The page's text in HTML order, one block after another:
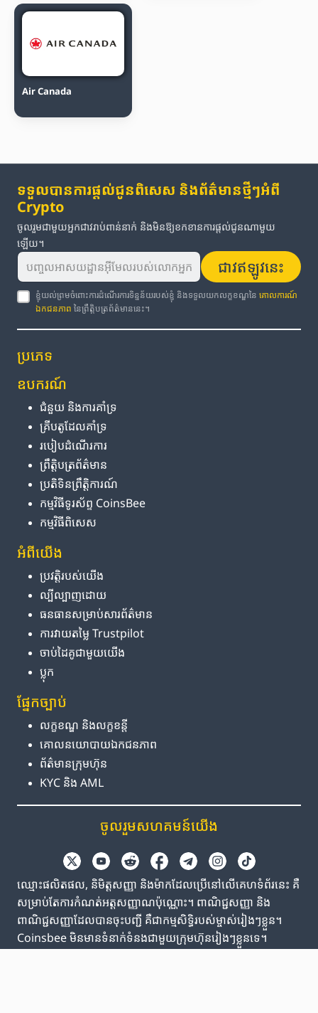
Air Canada
ទទួលបានការផ្តល់ជូនពិសេស និងព័ត៌មានថ្មីៗអំពី
Crypto
ចូលរួមជាមួយអ្នកជាវរាប់ពាន់នាក់ និងមិនឱ្យខកខានការផ្តល់ជូនណាមួយ
ឡើយ។
ជាវឥឡូវនេះ
ខ្ញុំយល់ព្រមចំពោះការដំណើរការទិន្នន័យរបស់ខ្ញុំ និងទទួលយកលក្ខខណ្ឌនៃគោលការណ៍
ឯកជនភាព នៃព្រឹត្តិបត្រព័ត៌មាននេះ។
ប្រភេទ
ឧបករណ៍
ជំនួយ និង​ការ​គាំទ្រ
គ្រីបតូ​ដែល​គាំទ្រ
របៀប​ដំណើរការ
ព្រឹត្តិបត្រ​ព័ត៌មាន
ប្រតិទិន​ព្រឹត្តិការណ៍
កម្មវិធី​ទូរស័ព្ទ CoinsBee
កម្មវិធីពិសេស
អំពី​យើង
ប្រវត្តិ​របស់​យើង
ល្បីល្បាញ​ដោយ
ធនធាន​សម្រាប់​សារព័ត៌មាន
ការ​វាយតម្លៃ Trustpilot
ចាប់ដៃគូ​ជាមួយ​យើង
ប្លុក
ផ្នែក​ច្បាប់
លក្ខខណ្ឌ និង​លក្ខខន្តី
គោលនយោបាយ​ឯកជនភាព
ព័ត៌មាន​ក្រុមហ៊ុន
KYC និង AML
ចូលរួម​សហគមន៍​យើង
ឈ្មោះផលិតផល, និមិត្តសញ្ញា និងម៉ាកដែលប្រើនៅលើគេហទំព័រនេះ គឺ
សម្រាប់តែការកំណត់អត្តសញ្ញាណប៉ុណ្ណោះ។ ពាណិជ្ជសញ្ញា និង
ពាណិជ្ជសញ្ញាដែលបានចុះបញ្ជី គឺជាកម្មសិទ្ធិរបស់ម្ចាស់រៀងៗខ្លួន។
Coinsbee មិនមានទំនាក់ទំនងជាមួយក្រុមហ៊ុនរៀងៗខ្លួនទេ។